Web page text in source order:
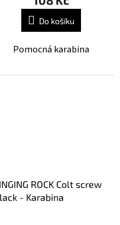
Do košíku
Pomocná karabina
ROCK Colt screw
- Karabina